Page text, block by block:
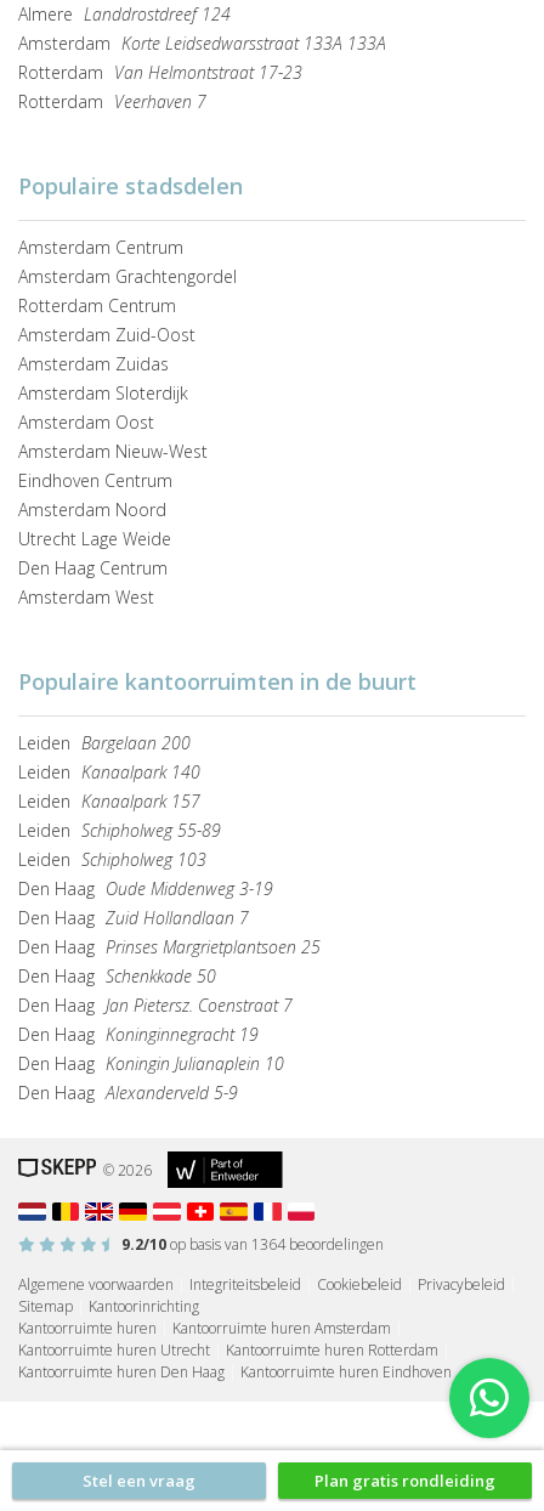
Stel een vraag Plan gratis rondleiding
Almere Landdrostdreef 124
Amsterdam Korte Leidsedwarsstraat 133A 133A
Rotterdam Van Helmontstraat 17-23
Rotterdam Veerhaven 7
Populaire stadsdelen
Amsterdam Centrum
Amsterdam Grachtengordel
Rotterdam Centrum
Amsterdam Zuid-Oost
Amsterdam Zuidas
Amsterdam Sloterdijk
Amsterdam Oost
Amsterdam Nieuw-West
Eindhoven Centrum
Amsterdam Noord
Utrecht Lage Weide
Den Haag Centrum
Amsterdam West
Populaire kantoorruimten in de buurt
Leiden Bargelaan 200
Leiden Kanaalpark 140
Leiden Kanaalpark 157
Leiden Schipholweg 55-89
Leiden Schipholweg 103
Den Haag Oude Middenweg 3-19
Den Haag Zuid Hollandlaan 7
Den Haag Prinses Margrietplantsoen 25
Den Haag Schenkkade 50
Den Haag Jan Pietersz. Coenstraat 7
Den Haag Koninginnegracht 19
Den Haag Koningin Julianaplein 10
Den Haag Alexanderveld 5-9
© 2026
9.2/10op basis van 1364beoordelingen
Algemene voorwaarden
Integriteitsbeleid Cookiebeleid Privacybeleid
Sitemap
Kantoorinrichting
Kantoorruimte huren
Kantoorruimte huren Amsterdam
Kantoorruimte huren Utrecht
Kantoorruimte huren Rotterdam
Kantoorruimte huren Den Haag
Kantoorruimte huren Eindhoven